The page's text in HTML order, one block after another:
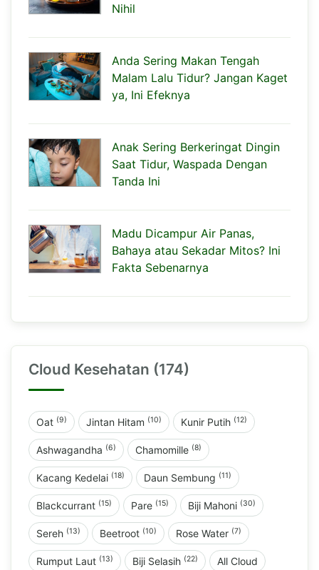
Nihil
Anda Sering Makan Tengah
Malam Lalu Tidur? Jangan Kaget
ya, Ini Efeknya
Anak Sering Berkeringat Dingin
Saat Tidur, Waspada Dengan
Tanda Ini
Madu Dicampur Air Panas,
Bahaya atau Sekadar Mitos? Ini
Fakta Sebenarnya
Cloud Kesehatan (174)
Oat (9) Jintan Hitam (10) Kunir Putih (12)
Ashwagandha (6) Chamomille (8)
Kacang Kedelai (18) Daun Sembung (11)
Blackcurrant (15) Pare (15) Biji Mahoni (30)
Sereh (13) Beetroot (10) Rose Water (7)
Rumput Laut (13) Biji Selasih (22) All Cloud